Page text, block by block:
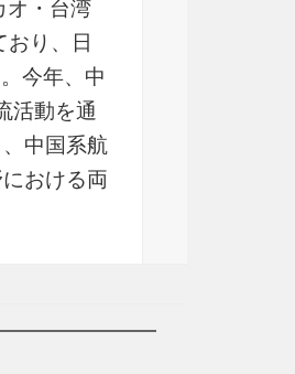
オ・台湾
おり、日
今年、中
活動を通
中国系航
おける両